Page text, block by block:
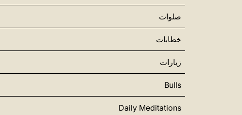
صلوات
خطابات
زيارات
Bulls
Daily Meditations